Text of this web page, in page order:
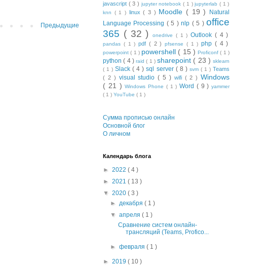
Предыдущие
javascript ( 3 ) jupyter notebook( 1 )jupyterlab ( 1 )
knn ( 1 ) linux( 3 ) Moodle ( 19 )
Natural
Language Processing ( 5 )nlp ( 5 )office
365 ( 32 ) onedrive ( 1 ) Outlook ( 4 )
pandas ( 1 ) pdf ( 2 ) pfsense ( 1 ) php ( 4 )
powerpoint( 1 ) powershell ( 15 ) Proficonf( 1 )
python( 4 ) raid( 1 ) sharepoint ( 23 ) sklearn
( 1 )Slack( 4 )sql server ( 8 ) svm ( 1 ) Teams
( 2 ) visual studio( 5 ) wifi ( 2 )Windows
( 21 )Windows Phone ( 1 ) Word ( 9 ) yammer
( 1 ) YouTube ( 1 )
Сумма прописью онлайн
Основной блог
О личном
Календарь блога
► 2022 ( 4 )
► 2021 ( 13 )
▼ 2020 ( 3 )
►декабря( 1 )
▼апреля( 1 )
Сравнение систем онлайн-
трансляций (Teams, Profico...
►февраля( 1 )
► 2019 ( 10 )